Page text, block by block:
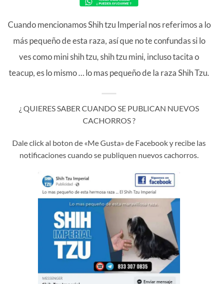
Cuando mencionamos Shih tzu Imperial nos referimos a lo
más pequeño de esta raza, así que no te confundas si lo
ves como mini shih tzu, shih tzu mini, incluso tacita o
teacup, es lo mismo … lo mas pequeño de la raza Shih Tzu.
¿ QUIERES SABER CUANDO SE PUBLICAN NUEVOS
CACHORROS ?
Dale click al boton de «Me Gusta» de Facebook y recibe las
notificaciones cuando se publiquen nuevos cachorros.